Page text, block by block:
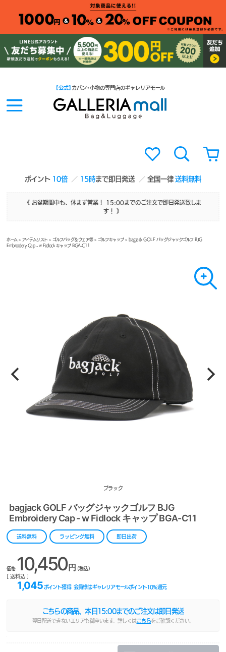
ポイント 10倍 15時まで即日発送 全国一律送料無料
【公式】 カバン・小物の専門店のギャレリアモール
《 お盆期間中も、休まず営業！ 15:00までのご注文で即日発送致しま
す！ 》
ホーム >アイテムリスト > ゴルフバッグ＆ウェア等> ゴルフキャップ> bagjack GOLF バッグジャックゴルフ BJG
Embroidery Cap - w Fidlock キャップ BGA-C11
ブラック
bagjack GOLF バッグジャックゴルフ BJG
Embroidery Cap - w Fidlock キャップ BGA-C11
送料無料 ラッピング無料 即日出荷
価格 10,450円 (税込)
[ 送料込 ]
1,045 ポイント獲得 会員様はギャレリアモールポイント10%還元
こちらの商品、本日 15:00までのご注文は即日発送
翌日配送できないエリアも御座います。詳しくは こちらをご確認ください。